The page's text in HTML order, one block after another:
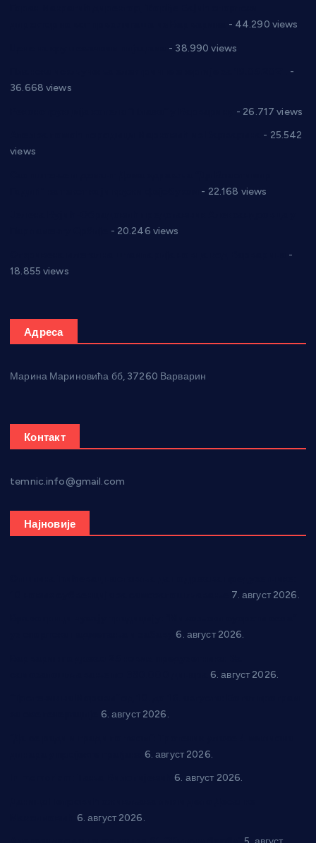
- 44.290 views
- 38.990 views
-
36.668 views
- 26.717 views
- 25.542
views
- 22.168 views
- 20.246 views
-
18.855 views
Адреса
Марина Мариновића бб, 37260 Варварин
Контакт
temnic.info@gmail.com
Најновије
7. август 2026.
6. август 2026.
6. август 2026.
6. август 2026.
6. август 2026.
6. август 2026.
6. август 2026.